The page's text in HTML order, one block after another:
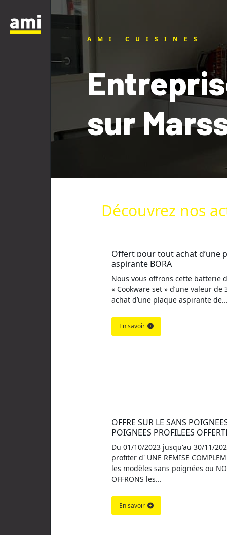
AMI CUISINES
sur
Découvrez nos
Offert pour tout achat d’une
aspirante BORA
Nous vous offrons cette batterie
« Cookware set » d’une valeur
achat d’une plaque aspirante
En savoir
OFFRE SUR LE SANS
POIGNEES PROFILEES
Du 01/10/2023 jusqu'au 30/11/
profiter d' UNE REMISE
les modèles sans poignées ou
OFFRONS les...
En savoir